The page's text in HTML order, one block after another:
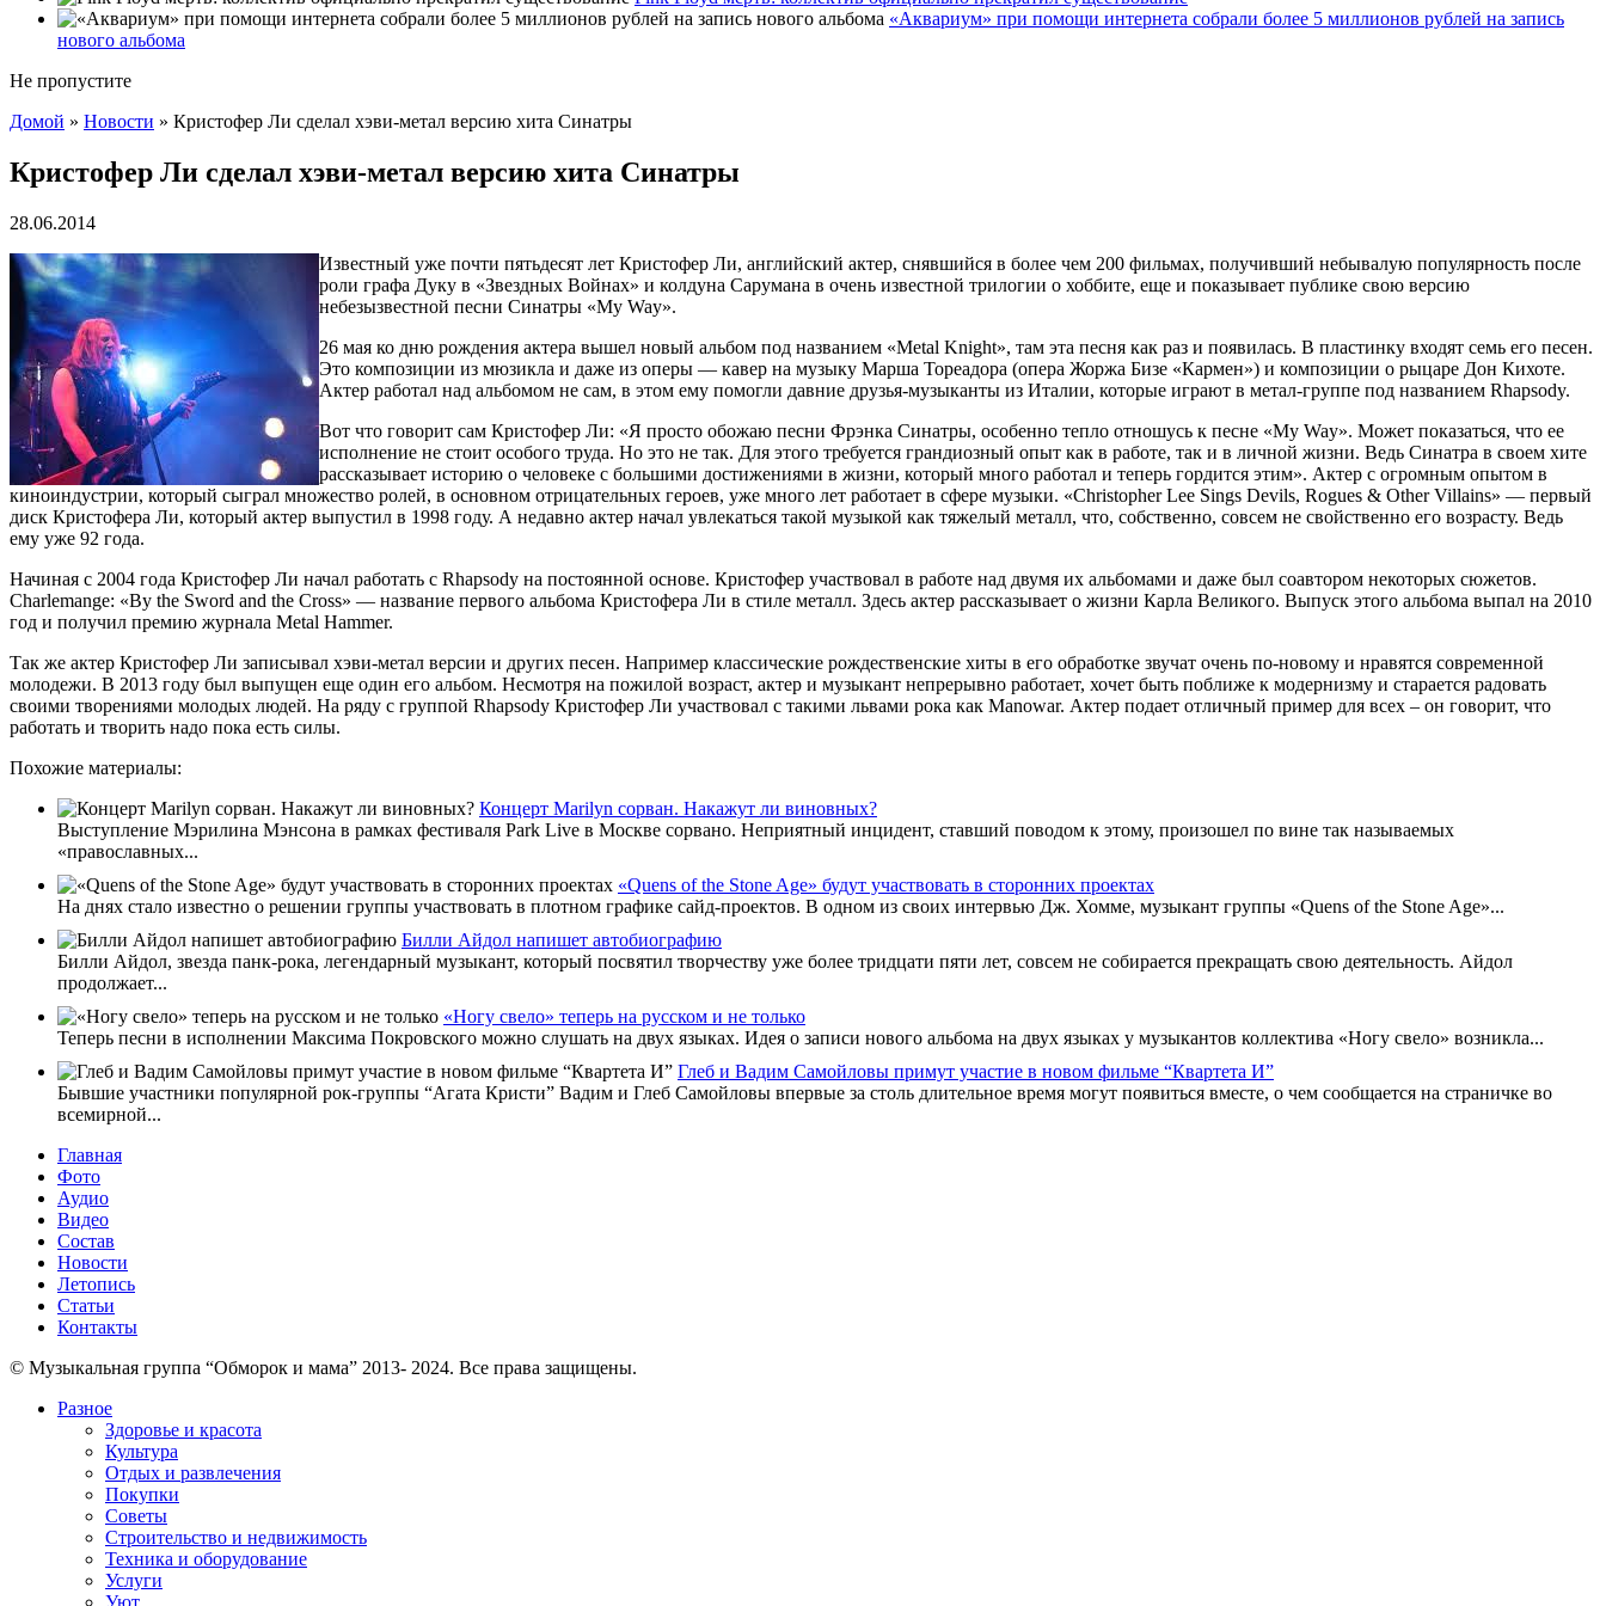
«Аквариум» при помощи интернета собрали более 5 миллионов рублей на запись
нового альбома
Не пропустите
Домой » Новости » Кристофер Ли сделал хэви-метал версию хита Синатры
Кристофер Ли сделал хэви-метал версию хита Синатры
28.06.2014
Известный уже почти пятьдесят лет Кристофер Ли, английский актер, снявшийся в более чем 200 фильмах, получивший небывалую популярность после
роли графа Дуку в «Звездных Войнах» и колдуна Сарумана в очень известной трилогии о хоббите, еще и показывает публике свою версию
небезызвестной песни Синатры «My Way».
26 мая ко дню рождения актера вышел новый альбом под названием «Metal Knight», там эта песня как раз и появилась. В пластинку входят семь его песен.
Это композиции из мюзикла и даже из оперы — кавер на музыку Марша Тореадора (опера Жоржа Бизе «Кармен») и композиции о рыцаре Дон Кихоте.
Актер работал над альбомом не сам, в этом ему помогли давние друзья-музыканты из Италии, которые играют в метал-группе под названием Rhapsody.
Вот что говорит сам Кристофер Ли: «Я просто обожаю песни Фрэнка Синатры, особенно тепло отношусь к песне «My Way». Может показаться, что ее
исполнение не стоит особого труда. Но это не так. Для этого требуется грандиозный опыт как в работе, так и в личной жизни. Ведь Синатра в своем хите
рассказывает историю о человеке с большими достижениями в жизни, который много работал и теперь гордится этим». Актер с огромным опытом в
киноиндустрии, который сыграл множество ролей, в основном отрицательных героев, уже много лет работает в сфере музыки. «Christopher Lee Sings Devils, Rogues & Other Villains» — первый
диск Кристофера Ли, который актер выпустил в 1998 году. А недавно актер начал увлекаться такой музыкой как тяжелый металл, что, собственно, совсем не свойственно его возрасту. Ведь
ему уже 92 года.
Начиная с 2004 года Кристофер Ли начал работать с Rhapsody на постоянной основе. Кристофер участвовал в работе над двумя их альбомами и даже был соавтором некоторых сюжетов.
Charlemange: «By the Sword and the Cross» — название первого альбома Кристофера Ли в стиле металл. Здесь актер рассказывает о жизни Карла Великого. Выпуск этого альбома выпал на 2010
год и получил премию журнала Metal Hammer.
Так же актер Кристофер Ли записывал хэви-метал версии и других песен. Например классические рождественские хиты в его обработке звучат очень по-новому и нравятся современной
молодежи. В 2013 году был выпущен еще один его альбом. Несмотря на пожилой возраст, актер и музыкант непрерывно работает, хочет быть поближе к модернизму и старается радовать
своими творениями молодых людей. На ряду с группой Rhapsody Кристофер Ли участвовал с такими львами рока как Manowar. Актер подает отличный пример для всех – он говорит, что
работать и творить надо пока есть силы.
Похожие материалы:
Концерт Marilyn сорван. Накажут ли виновных?
Выступление Мэрилина Мэнсона в рамках фестиваля Park Live в Москве сорвано. Неприятный инцидент, ставший поводом к этому, произошел по вине так называемых
«православных...
«Quens of the Stone Age» будут участвовать в сторонних проектах
На днях стало известно о решении группы участвовать в плотном графике сайд-проектов. В одном из своих интервью Дж. Хомме, музыкант группы «Quens of the Stone Age»...
Билли Айдол напишет автобиографию
Билли Айдол, звезда панк-рока, легендарный музыкант, который посвятил творчеству уже более тридцати пяти лет, совсем не собирается прекращать свою деятельность. Айдол
продолжает...
«Ногу свело» теперь на русском и не только
Теперь песни в исполнении Максима Покровского можно слушать на двух языках. Идея о записи нового альбома на двух языках у музыкантов коллектива «Ногу свело» возникла...
Глеб и Вадим Самойловы примут участие в новом фильме “Квартета И”
Бывшие участники популярной рок-группы “Агата Кристи” Вадим и Глеб Самойловы впервые за столь длительное время могут появиться вместе, о чем сообщается на страничке во
всемирной...
Главная
Фото
Аудио
Видео
Состав
Новости
Летопись
Статьи
Контакты
© Музыкальная группа “Обморок и мама” 2013- 2024. Все права защищены.
Разное
Здоровье и красота
Культура
Отдых и развлечения
Покупки
Советы
Строительство и недвижимость
Техника и оборудование
Услуги
Уют